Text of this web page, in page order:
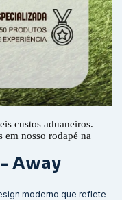
custos aduaneiros.
em nosso rodapé na
Away
moderno que reflete